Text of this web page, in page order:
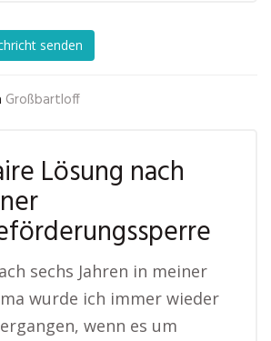
senden
Großbartloff
Lösung nach
sechs Jahren in meiner
wurde ich immer wieder
wenn es um